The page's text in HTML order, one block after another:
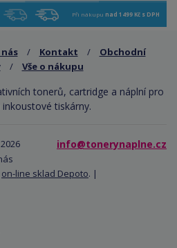
Při nákupu nad 1499 Kč s DPH
nás / Kontakt /
Obchodní
/ Vše o nákupu
tonerů, cartridge a náplní pro
tiskárny.
info@tonerynaplne.cz
on-line sklad Depoto. |